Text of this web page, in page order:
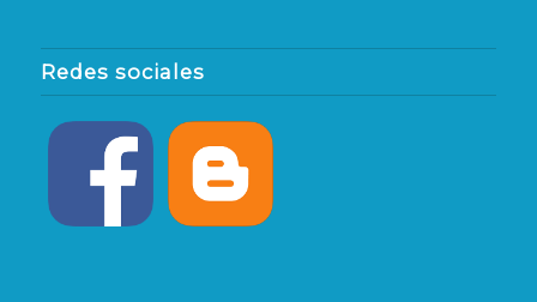
Redes sociales